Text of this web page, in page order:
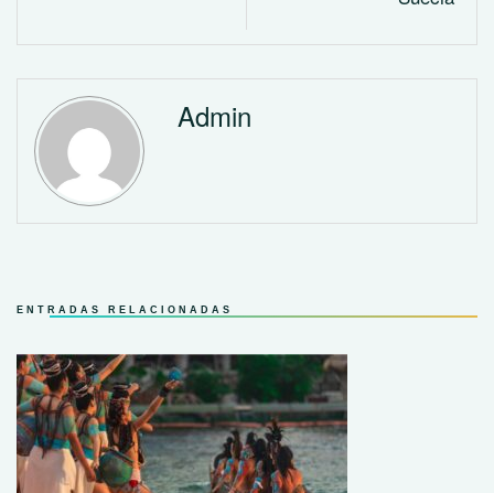
Admin
ENTRADAS RELACIONADAS